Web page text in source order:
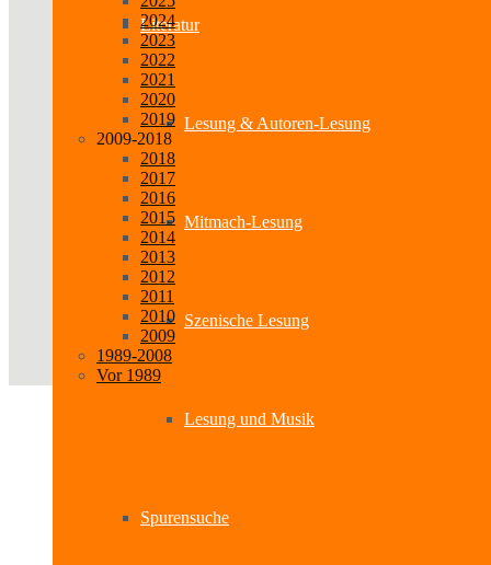
Literatur
Lesung & Autoren-Lesung
Mitmach-Lesung
Szenische Lesung
Lesung und Musik
Spurensuche
2024
2023
2022
2021
2020
2019
2009-2018
2018
2017
2016
2015
2014
2013
2012
2011
2010
2009
1989-2008
Vor 1989